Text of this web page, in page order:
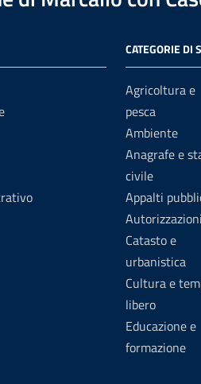
CATEGORIE DI
Agricoltura e
pesca
Ambiente
Anagrafe e
civile
Appalti
Autorizzazioni
Catasto e
urbanistica
Cultura e
libero
Educazione e
formazione